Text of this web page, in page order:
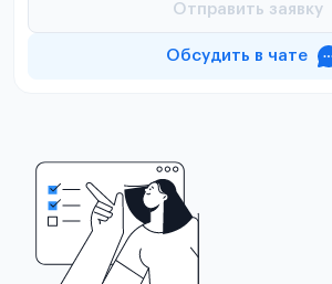
Отправить заявку
Обсудить в чате